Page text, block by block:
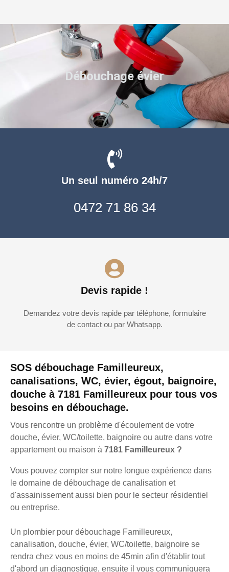
SOS débouchage Familleureux,
canalisations, WC, évier, égout, baignoire,
douche à 7181 Familleureux pour tous vos
besoins en débouchage.
Vous rencontre un problème d'écoulement de votre
douche, évier, WC/toilette, baignoire ou autre dans votre
appartement ou maison à 7181 Familleureux ?
Vous pouvez compter sur notre longue expérience dans
le domaine de débouchage de canalisation et
d'assainissement aussi bien pour le secteur résidentiel
ou entreprise.
Un plombier pour débouchage Familleureux,
canalisation, douche, évier, WC/toilette, baignoire se
rendra chez vous en moins de 45min afin d'établir tout
d'abord un diagnostique, ensuite il vous communiquera
Un seul numéro 24h/7
0472 71 86 34
Devis rapide !
Demandez votre devis rapide par téléphone, formulaire
de contact ou par Whatsapp.
Débouchage évier